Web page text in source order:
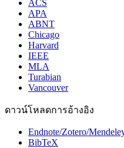
ACS
APA
ABNT
Chicago
Harvard
IEEE
MLA
Turabian
Vancouver
ดาวน์โหลดการอ้างอิง
Endnote/Zotero/
BibTeX